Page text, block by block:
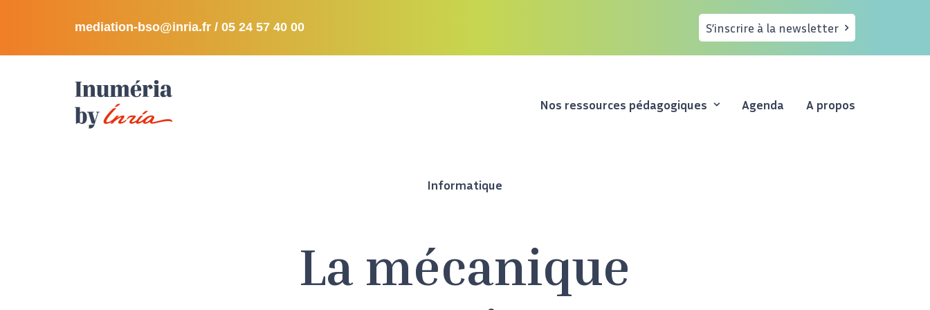
mediation-bso@inria.fr / 05 24 57 40 00 S’inscrire à la newsletter
Nos ressources pédagogiques Agenda A propos
Informatique
La mécanique